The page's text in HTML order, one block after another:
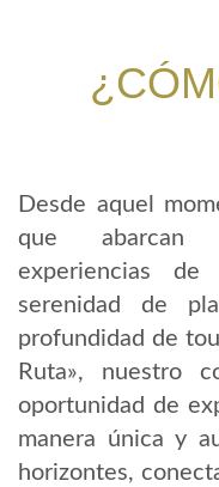
Desde aquel
que abarcan
experiencias
serenidad de
profundidad de
Ruta», nuestro
oportunidad de
manera única y
horizontes,